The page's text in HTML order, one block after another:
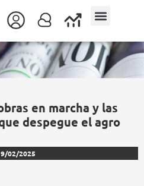
en marcha y las
despegue el agro
02/2025